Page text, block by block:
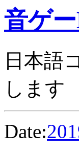
音ゲ
日本語
します
Date: